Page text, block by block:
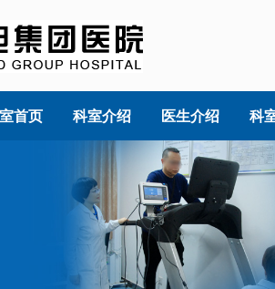
首页 科室介绍 医生介绍 科